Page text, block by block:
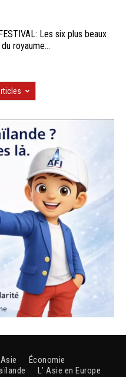
Les six plus beaux
royaume...
Asie
Économie
L’ Asie en Europe